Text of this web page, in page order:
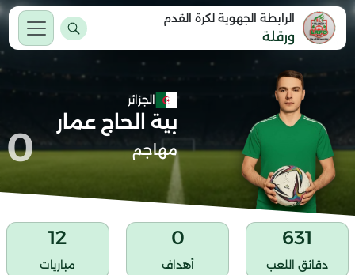
الرابطة الجهوية لكرة القدم
ورقلة
الجزائر
بية الحاج عمار
مهاجم 0
631
دقائق اللعب
0
أهداف
12
مباريات